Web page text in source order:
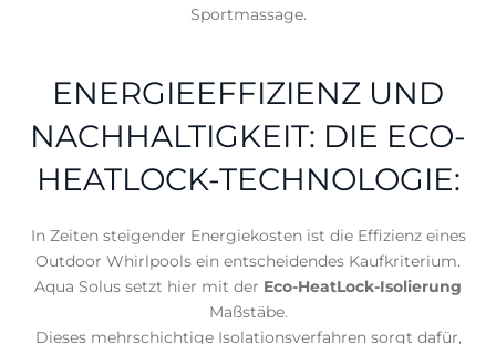
Sportmassage.
ENERGIEEFFIZIENZ UND
NACHHALTIGKEIT: DIE ECO-
HEATLOCK-TECHNOLOGIE:
In Zeiten steigender Energiekosten ist die Effizienz eines
Outdoor Whirlpools ein entscheidendes Kaufkriterium.
Aqua Solus setzt hier mit der Eco-HeatLock-Isolierung
Maßstäbe.
Dieses mehrschichtige Isolationsverfahren sorgt dafür,